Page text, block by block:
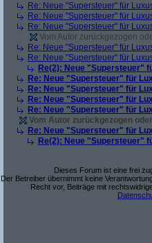
Re: Neue "Supersteuer" für
Re: Neue "Supersteuer" für
Re: Neue "Supersteuer" für
Vom Autor zurückgezogen
Re: Neue "Supersteuer" für
Re: Neue "Supersteuer" für
Re(2): Neue "Supersteuer"
Re: Neue "Supersteuer" für
Re: Neue "Supersteuer" für
Re: Neue "Supersteuer" für
Re: Neue "Supersteuer" für
Vom Autor zurückgezogen
Re: Neue "Supersteuer" für
Re(2): Neue "Supersteuer"
Dieses Forum ist eine frei
Der Betreiber übernimmt keine
Recht vor, Beiträge mit